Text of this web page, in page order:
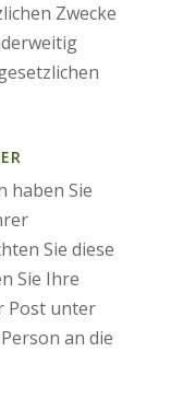
Zwecke
haben Sie
Sie diese
Sie Ihre
Post unter
an die